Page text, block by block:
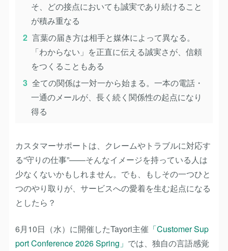
そ、どの接点においても誠実であり続けること
が積み重なる
言葉の届き方は相手と媒体によって異なる。
「わからない」を正直に伝える誠実さが、信頼
をつくることもある
全ての関係は一対一から始まる。一本の電話・
一通のメールが、長く続く関係性の起点になり
得る
カスタマーサポートは、クレームやトラブルに対応す
る“守りの仕事”——そんなイメージを持っている人は
少なくないかもしれません。でも、もしその一つひと
つのやり取りが、サービスへの愛着を生む起点になる
としたら？
6月10日（水）に開催したTayori主催 「Customer Sup
port Conference 2026 Spring」 では、独自の言語感覚